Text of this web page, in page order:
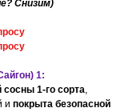
Снизим)
1:
сосны 1-го сорта,
и покрыта безопасной